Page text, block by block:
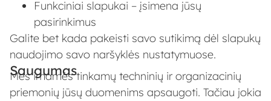
Funkciniai slapukai – įsimena jūsų
pasirinkimus
Galite bet kada pakeisti savo sutikimą dėl slapukų
naudojimo savo naršyklės nustatymuose.
Saugumas
Mes imamės tinkamų techninių ir organizacinių
priemonių jūsų duomenims apsaugoti. Tačiau jokia